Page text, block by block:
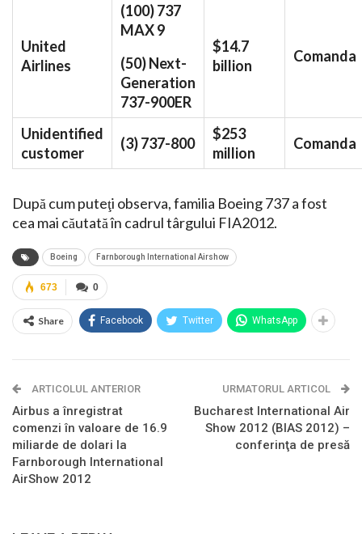
United
Airlines
(100) 737
MAX 9
(50) Next-
Generation
737-900ER
$14.7
billion
Comanda
Unidentified
customer
(3) 737-800
$253
million
Comanda
După cum puteţi observa, familia Boeing 737 a fost
cea mai căutată în cadrul târgului FIA2012.
Boeing Farnborough International Airshow
0
673
Share Facebook Twitter WhatsApp
ARTICOLUL ANTERIOR
Airbus a înregistrat
comenzi în valoare de 16.9
miliarde de dolari la
Farnborough International
AirShow 2012
URMATORUL ARTICOL
Bucharest International Air
Show 2012 (BIAS 2012) –
conferinţa de presă